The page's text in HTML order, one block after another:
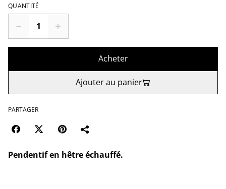
QUANTITÉ
Acheter
Ajouter au panier
PARTAGER
Pendentif en hêtre échauffé.